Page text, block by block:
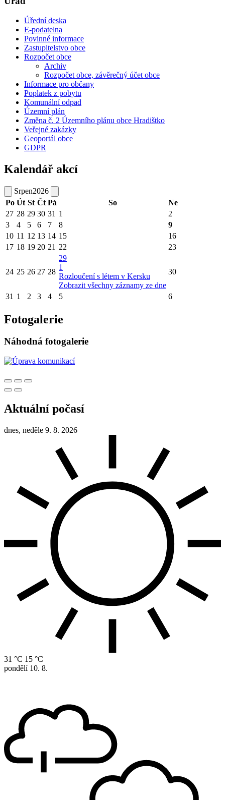
Úřední deska
E-podatelna
Povinné informace
Zastupitelstvo obce
Rozpočet obce
Archiv
Rozpočet obce, závěrečný účet obce
Informace pro občany
Poplatek z pobytu
Komunální odpad
Územní plán
Změna č. 2 Územního plánu obce Hradištko
Veřejné zakázky
Geoportál obce
GDPR
Kalendář akcí
Srpen2026
Po Út St Čt Pá So
Ne
27 28 29 30 31 1
2
3
4 5 6 7 8
9
10 11 12 13 14 15
16
17 18 19 20 21 22 23
24 25 26 27 28
29
1
Rozloučení s létem v Kersku
Zobrazit všechny záznamy ze dne
30
31 1 2 3 4 5 6
Fotogalerie
Náhodná fotogalerie
Aktuální počasí
dnes, neděle 9. 8. 2026
31 °C 15 °C
pondělí 10. 8.